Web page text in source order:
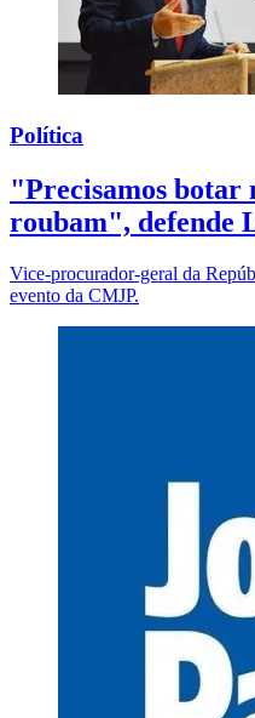
Política
"Precisamos botar
roubam", defende
Vice-procurador-geral da
evento da CMJP.